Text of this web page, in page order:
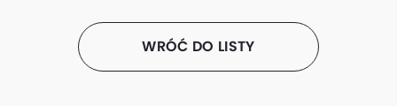
WRÓĆ DO LISTY